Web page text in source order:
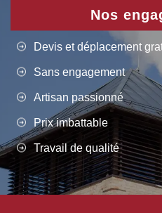
Nos
Devis et déplacement
Sans engagement
Artisan passionné
Prix imbattable
Travail de qualité